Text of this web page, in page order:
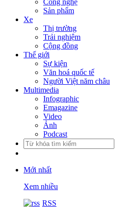
Công nghệ
Sản phẩm
Xe
Thị trường
Trải nghiệm
Cộng đồng
Thế giới
Sự kiện
Văn hoá quốc tế
Người Việt năm châu
Multimedia
Infographic
Emagazine
Video
Ảnh
Podcast
Mới nhất
Xem nhiều
RSS